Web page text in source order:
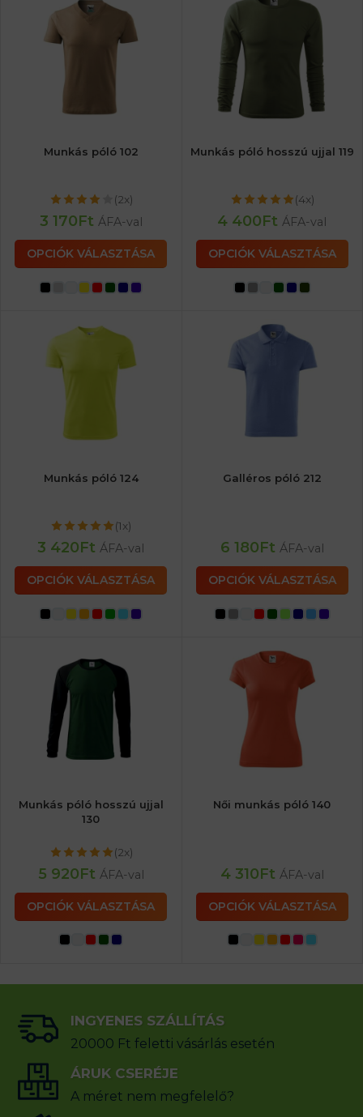
Munkás póló 102
(2x)
3 170Ft ÁFA-val
OPCIÓK VÁLASZTÁSA
Munkás póló hosszú ujjal 119
(4x)
4 400Ft ÁFA-val
OPCIÓK VÁLASZTÁSA
Munkás póló 124
(1x)
3 420Ft ÁFA-val
OPCIÓK VÁLASZTÁSA
Galléros póló 212
6 180Ft ÁFA-val
OPCIÓK VÁLASZTÁSA
Munkás póló hosszú ujjal
130
(2x)
5 920Ft ÁFA-val
OPCIÓK VÁLASZTÁSA
Női munkás póló 140
4 310Ft ÁFA-val
OPCIÓK VÁLASZTÁSA
INGYENES SZÁLLÍTÁS
20000 Ft feletti vásárlás esetén
ÁRUK CSERÉJE
A méret nem megfelelő?